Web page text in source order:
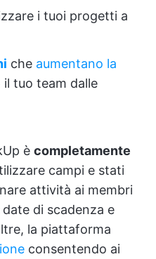
i tuoi progetti a
che aumentano la
il tuo team dalle
è completamente
campi e stati
attività ai membri
di scadenza e
la piattaforma
consentendo ai